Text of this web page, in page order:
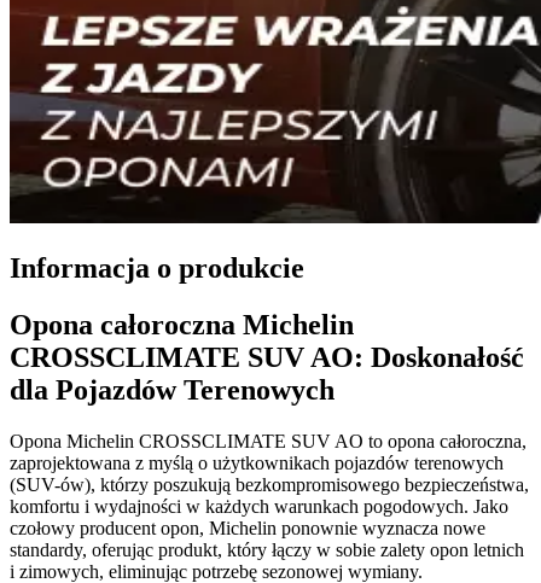
Informacja o produkcie
Opona całoroczna Michelin
CROSSCLIMATE SUV AO: Doskonałość
dla Pojazdów Terenowych
Opona Michelin CROSSCLIMATE SUV AO to opona całoroczna,
zaprojektowana z myślą o użytkownikach pojazdów terenowych
(SUV-ów), którzy poszukują bezkompromisowego bezpieczeństwa,
komfortu i wydajności w każdych warunkach pogodowych. Jako
czołowy producent opon, Michelin ponownie wyznacza nowe
standardy, oferując produkt, który łączy w sobie zalety opon letnich
i zimowych, eliminując potrzebę sezonowej wymiany.